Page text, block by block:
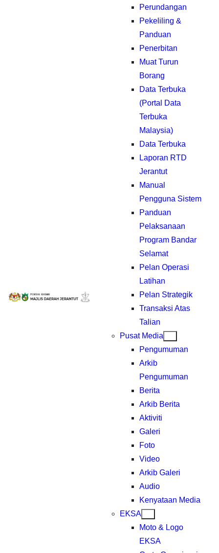
Perundangan
Pekeliling &
Panduan
Penerbitan
Muat Turun
Borang
Data Terbuka
(Portal Data
Terbuka
Malaysia)
Data Terbuka
Laporan RTD
Jerantut
Manual
Pengguna Sistem
Panduan
Pelaksanaan
Program Bandar
Selamat
Pelan Operasi
Latihan
Pelan Strategik
Transaksi Atas
Talian
Pusat Media
Pengumuman
Arkib
Pengumuman
Berita
Arkib Berita
Aktiviti
Galeri
Foto
Video
Arkib Galeri
Audio
Kenyataan Media
EKSA
Moto & Logo
EKSA